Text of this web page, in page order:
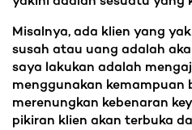
Misalnya, ada klien yang
susah atau uang adalah
saya lakukan adalah
menggunakan kemampuan
merenungkan kebenaran
pikiran klien akan terbuka